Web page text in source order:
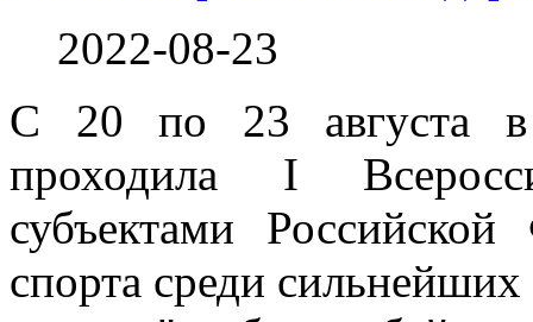
2022-08-23
С 20 по 23 августа в
проходила I
субъектами
спорта среди